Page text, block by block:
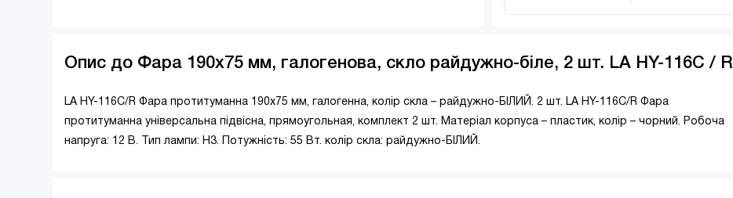
Опис до Фара 190x75 мм, галогенова, скло райдужно-біле, 2 шт. LA HY-116C / R
LA HY-116C/R Фара протитуманна 190х75 мм, галогенна, колір скла – райдужно-БІЛИЙ. 2 шт. LA HY-116C/R Фара
протитуманна універсальна підвісна, прямоугольная, комплект 2 шт. Матеріал корпуса – пластик, колір – чорний. Робоча
напруга: 12 В. Тип лампи: H3. Потужність: 55 Вт. колір скла: райдужно-БІЛИЙ.